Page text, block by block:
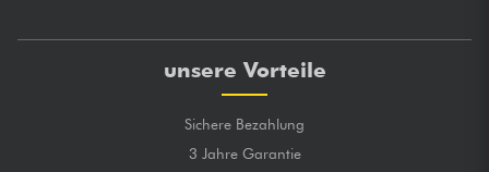
unsere Vorteile
Sichere Bezahlung
3 Jahre Garantie